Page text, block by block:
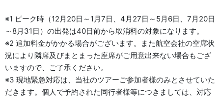
※1 ピーク時（12月20日～1月7日、4月27日～5月6日、7月20日
～8月31日）の出発は40日前から取消料の対象になります。
※2 追加料金がかかる場合がございます。また航空会社の空席状
況により隣席及びまとまった座席がご用意出来ない場合もござ
いますので、ご了承ください。
※3 現地緊急対応は、当社のツアーご参加者様のみとさせていた
だきます。個人で予約された同行者様等につきましては、対応